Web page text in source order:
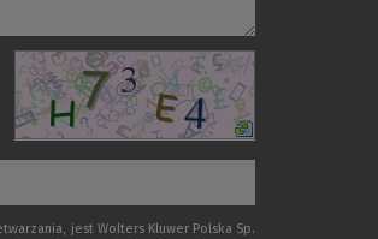
jest Wolters Kluwer Polska Sp.